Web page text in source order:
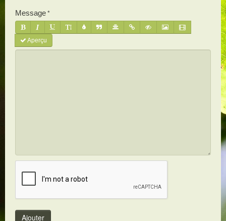
Message
Aperçu